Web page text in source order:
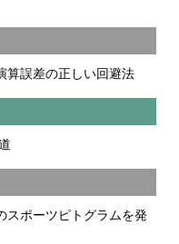
算誤差の正しい回避法
ポーツピトグラムを発